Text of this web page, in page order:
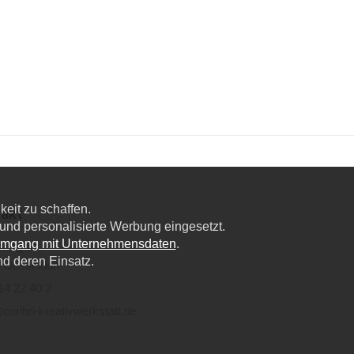
6a,
Düsseldorf
zu schaffen.
personalisierte Werbung eingesetzt.
mit Unternehmensdaten.
deren Einsatz.